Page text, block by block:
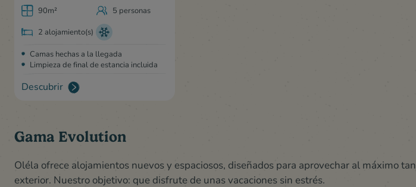
90m²
5 personas
2 alojamiento(s)
Camas hechas a la llegada
Limpieza de final de estancia incluida
Descubrir
Gama Evolution
Oléla ofrece alojamientos nuevos y espaciosos, diseñados para aprovechar al máximo
exterior. Nuestro objetivo: que disfrute de unas vacaciones sin estrés.